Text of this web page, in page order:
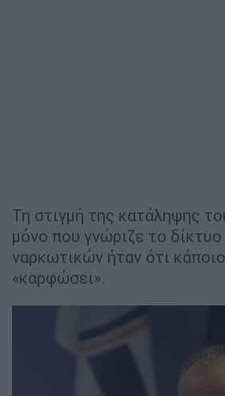
Τη στιγμή της κατάληψης
μόνο που γνώριζε το
ναρκωτικών ήταν ότι
«καρφώσει».